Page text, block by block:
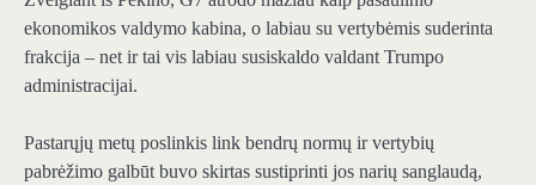
ekonomikos valdymo kabina, o labiau su vertybėmis suderinta
frakcija – net ir tai vis labiau susiskaldo valdant Trumpo
administracijai.
Pastarųjų metų poslinkis link bendrų normų ir vertybių
pabrėžimo galbūt buvo skirtas sustiprinti jos narių sanglaudą,